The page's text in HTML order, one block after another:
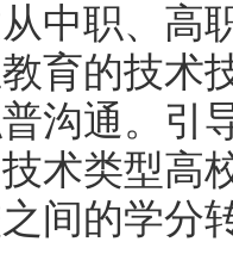
中职、高
育的技术
沟通。引
术类型高
间的学分